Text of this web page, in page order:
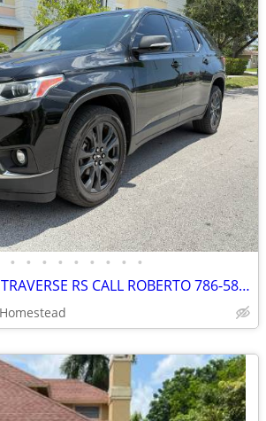
• • • • • • • • •
2019 CHEVROLET TRAVERSE RS CALL ROBERTO 786-5862806
Homestead